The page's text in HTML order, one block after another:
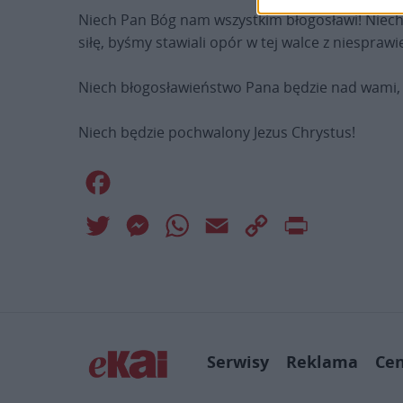
Niech Pan Bóg nam wszystkim błogosławi!
siłę, byśmy stawiali opór w tej walce z
Niech błogosławieństwo Pana będzie nad
Niech będzie pochwalony Jezus Chrystus!
Twitter MessengerWhatsApp
Email
Copy
Serwisy Reklama